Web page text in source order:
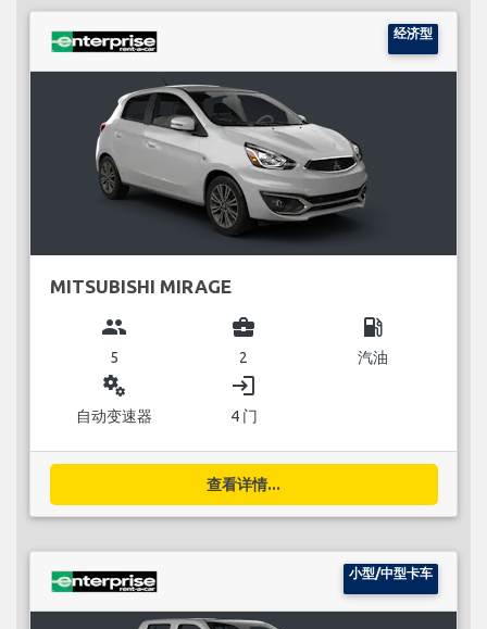
经济型
MITSUBISHI MIRAGE
group
5
business_center
2
local_gas_station
汽油
miscellaneous_services
自动变速器
login
4 门
查看详情...
小型/中型卡车